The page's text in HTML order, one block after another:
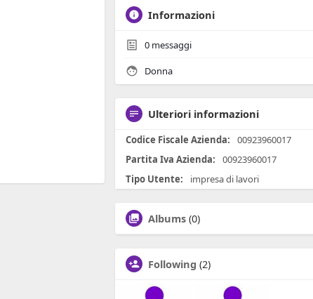
Informazioni
0 messaggi
Donna
Ulteriori informazioni
Codice Fiscale Azienda:
00923960017
Partita Iva Azienda:
00923960017
Tipo Utente:
impresa di lavori
Albums (0)
Following (2)